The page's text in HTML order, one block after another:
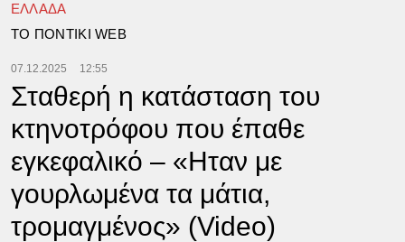
ΕΛΛΑΔΑ
TΟ ΠΟΝΤΙΚΙ WEB
07.12.2025 12:55
Σταθερή η κατάσταση του
κτηνοτρόφου που έπαθε
εγκεφαλικό – «Ηταν με
γουρλωμένα τα μάτια,
τρομαγμένος» (Video)